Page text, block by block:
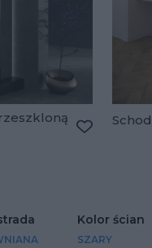
Kolor ścian
SZARY